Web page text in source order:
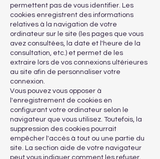
permettent pas de vous identifier. Les
cookies enregistrent des informations
relatives à la navigation de votre
ordinateur sur le site (les pages que vous
avez consultées, la date et l'heure de la
consultation, etc.) et permet de les
extraire lors de vos connexions ultérieures
au site afin de personnaliser votre
connexion.
Vous pouvez vous opposer à
l'enregistrement de cookies en
configurant votre ordinateur selon le
navigateur que vous utilisez. Toutefois, la
suppression des cookies pourrait
empêcher l'accès à tout ou une partie du
site. La section aide de votre navigateur
peut vous indiquer comment les refuser.